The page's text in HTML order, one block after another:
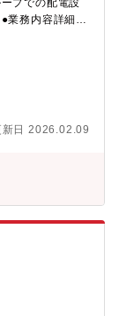
プでの配電設
業務内容詳細＜
めに借用して
の管理・検査
設備に対する保
用計器の管理○
。配電設備の
平均20時間※
属組織のミッシ
年４月、送配
誕生しまし
まに高品質・
います。今回
るための設備
割を担ってい
配電建設グル
新日 2026.02.09